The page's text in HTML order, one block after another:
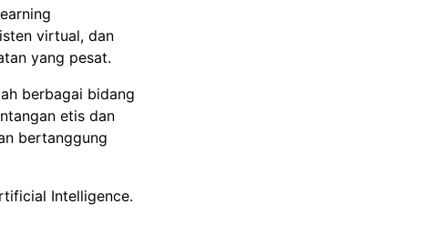
virtual, dan
yang pesat.
berbagai bidang
etis dan
bertanggung
Intelligence.